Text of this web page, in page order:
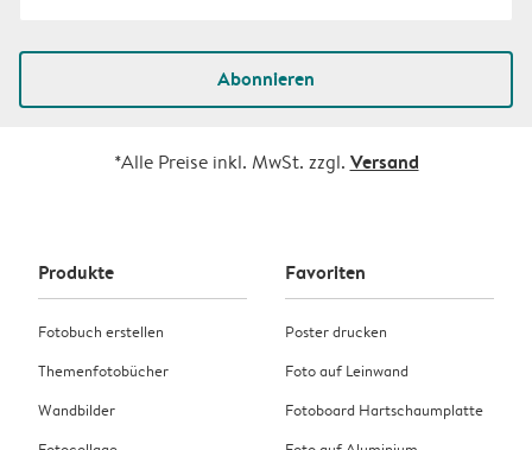
Abonnieren
*Alle Preise inkl. MwSt. zzgl. Versand
Produkte
Fotobuch erstellen
Themenfotobücher
Wandbilder
Favoriten
Poster drucken
Foto auf Leinwand
Fotoboard Hartschaumplatte